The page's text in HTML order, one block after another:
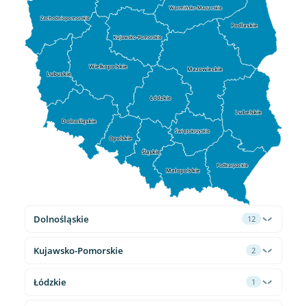
Dolnośląskie
Kujawsko-Pomorskie
Łódzkie
Lubelskie
Lubuskie
Małopolskie
Mazowieckie
Opolskie
Podkarpackie
Podlaskie
Śląskie
Świętokrzyskie
Warmińsko-Mazurskie
Wielkopolskie
Zachodniopomorskie
Dolnośląskie 12
Kujawsko-Pomorskie 2
Łódzkie 1